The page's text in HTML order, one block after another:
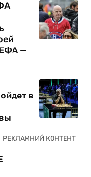
—
в